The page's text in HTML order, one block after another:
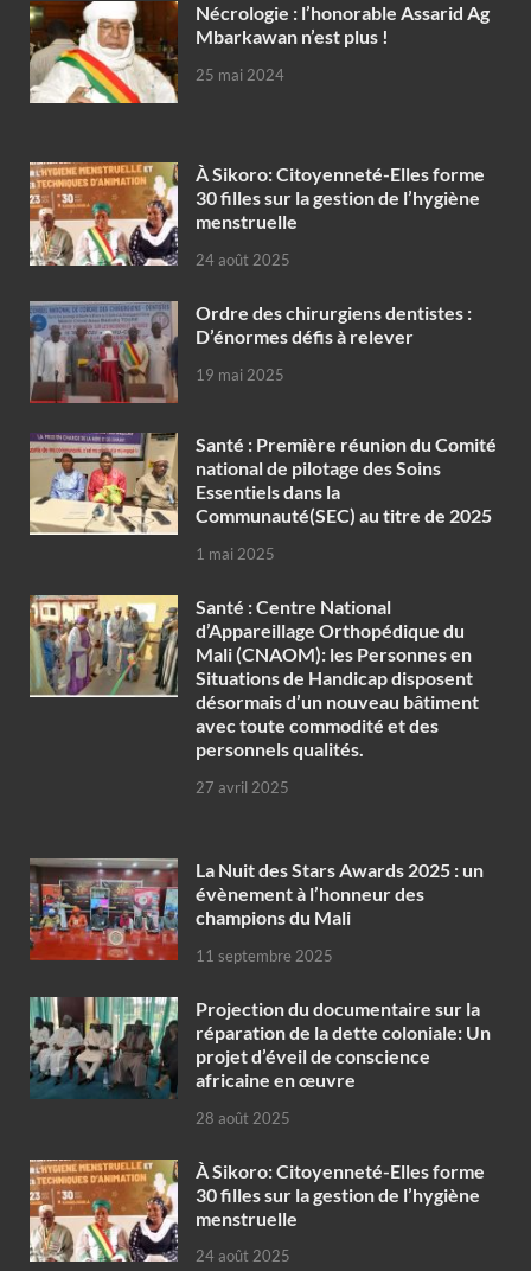
Nécrologie : l’honorable Assarid Ag
Mbarkawan n’est plus !
25 mai 2024
À Sikoro: Citoyenneté-Elles forme
30 filles sur la gestion de l’hygiène
menstruelle
24 août 2025
Ordre des chirurgiens dentistes :
D’énormes défis à relever
19 mai 2025
Santé : Première réunion du Comité
national de pilotage des Soins
Essentiels dans la
Communauté(SEC) au titre de 2025
1 mai 2025
Santé : Centre National
d’Appareillage Orthopédique du
Mali (CNAOM): les Personnes en
Situations de Handicap disposent
désormais d’un nouveau bâtiment
avec toute commodité et des
personnels qualités.
27 avril 2025
‎La Nuit des Stars Awards 2025 : un
évènement à l’honneur des
champions du Mali
11 septembre 2025
Projection du documentaire sur la
réparation de la dette coloniale: Un
projet d’éveil de conscience
africaine en œuvre‎
28 août 2025
À Sikoro: Citoyenneté-Elles forme
30 filles sur la gestion de l’hygiène
menstruelle
24 août 2025